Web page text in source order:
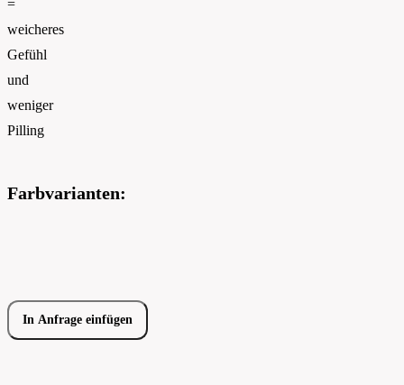
=
weicheres
Gefühl
und
weniger
Pilling
Farbvarianten:
In Anfrage einfügen